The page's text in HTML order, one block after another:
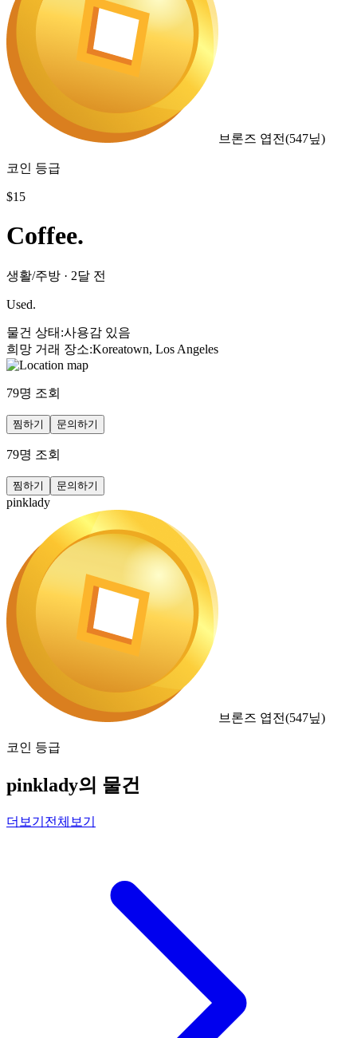
브론즈 엽전(547닢)
코인 등급
$15
Coffee.
생활/주방 · 2달 전
Used.
물건 상태 :사용감 있음
희망 거래 장소:Koreatown, Los Angeles
79명 조회
찜하기 문의하기
79명 조회
찜하기 문의하기
pinklady
브론즈 엽전(547닢)
코인 등급
pinklady의 물건
더보기 전체보기